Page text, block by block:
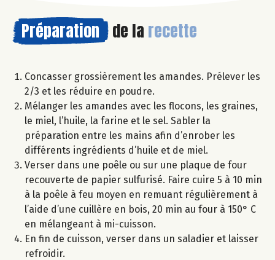
Préparation de la recette
Concasser grossièrement les amandes. Prélever les
2/3 et les réduire en poudre.
Mélanger les amandes avec les flocons, les graines,
le miel, l’huile, la farine et le sel. Sabler la
préparation entre les mains afin d’enrober les
différents ingrédients d’huile et de miel.
Verser dans une poêle ou sur une plaque de four
recouverte de papier sulfurisé. Faire cuire 5 à 10 min
à la poêle à feu moyen en remuant régulièrement à
l’aide d’une cuillère en bois, 20 min au four à 150° C
en mélangeant à mi-cuisson.
En fin de cuisson, verser dans un saladier et laisser
refroidir.